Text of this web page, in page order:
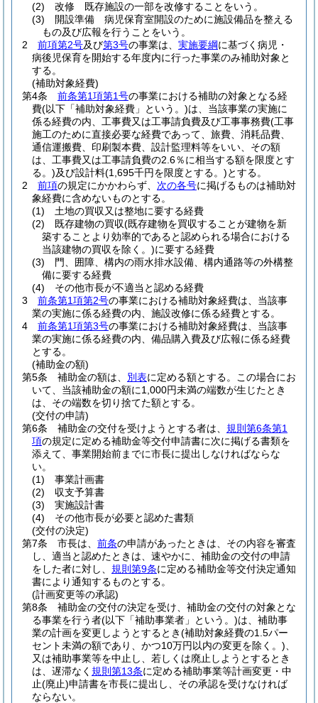
(2)
改修 既存施設の一部を改修することをいう。
(3)
開設準備 病児保育室開設のために施設備品を整える
もの及び広報を行うことをいう。
2
前項第2号及び第3号の事業は、 実施要綱に基づく病児・
病後児保育を開始する年度内に行った事業のみ補助対象と
する。
(補助対象経費)
第4条
前条第1項第1号の事業における補助の対象となる経
費(以下「補助対象経費」という。)は、当該事業の実施に
係る経費の内、工事費又は工事請負費及び工事事務費(工事
施工のために直接必要な経費であって、旅費、消耗品費、
通信運搬費、印刷製本費、設計監理料等をいい、その額
は、工事費又は工事請負費の2.6％に相当する額を限度とす
る。)及び設計料(1,695千円を限度とする。)とする。
2
前項の規定にかかわらず、 次の各号に掲げるものは補助対
象経費に含めないものとする。
(1)
土地の買収又は整地に要する経費
(2)
既存建物の買収(既存建物を買収することが建物を新
築することより効率的であると認められる場合における
当該建物の買収を除く。)に要する経費
(3)
門、囲障、構内の雨水排水設備、構内通路等の外構整
備に要する経費
(4)
その他市長が不適当と認める経費
3
前条第1項第2号の事業における補助対象経費は、当該事
業の実施に係る経費の内、施設改修に係る経費とする。
4
前条第1項第3号の事業における補助対象経費は、当該事
業の実施に係る経費の内、備品購入費及び広報に係る経費
とする。
(補助金の額)
第5条
補助金の額は、 別表に定める額とする。
この場合にお
いて、当該補助金の額に1,000円未満の端数が生じたとき
は、その端数を切り捨てた額とする。
(交付の申請)
第6条
補助金の交付を受けようとする者は、 規則第6条第1
項の規定に定める補助金等交付申請書に次に掲げる書類を
添えて、事業開始前までに市長に提出しなければならな
い。
(1)
事業計画書
(2)
収支予算書
(3)
実施設計書
(4)
その他市長が必要と認めた書類
(交付の決定)
第7条
市長は、 前条の申請があったときは、その内容を審査
し、適当と認めたときは、速やかに、補助金の交付の申請
をした者に対し、 規則第9条に定める補助金等交付決定通知
書により通知するものとする。
(計画変更等の承認)
第8条
補助金の交付の決定を受け、補助金の交付の対象とな
る事業を行う者(以下「補助事業者」という。)は、補助事
業の計画を変更しようとするとき(補助対象経費の1.5パー
セント未満の額であり、かつ10万円以内の変更を除く。)
又は補助事業等を中止し、若しくは廃止しようとするとき
は、遅滞なく 規則第13条に定める補助事業等計画変更・中
止(廃止)申請書を市長に提出し、その承認を受けなければ
ならない。